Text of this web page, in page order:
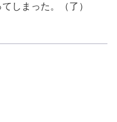
しまった。（了）